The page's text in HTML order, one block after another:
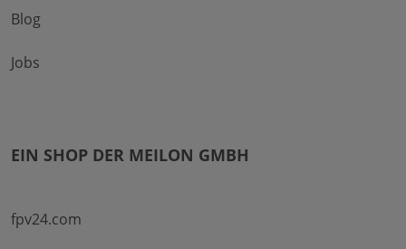
Blog
Jobs
EIN SHOP DER MEILON GMBH
fpv24.com